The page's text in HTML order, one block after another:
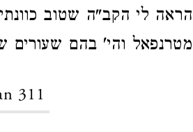
הראה לי הקב"ה שטוב
מטרנפאל והי' בהם שעורים
311